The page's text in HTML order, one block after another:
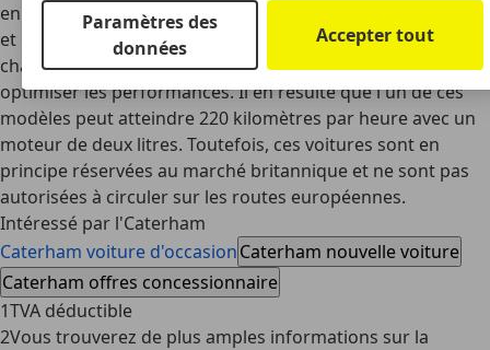
en matière plastique remplacent les fauteuils rembourrés,
et ces voitures n'ont ni pare-brise, ni capote, ni système de
chauffage. On sacrifie donc un peu de confort pour
optimiser les performances. Il en résulte que l'un de ces
modèles peut atteindre 220 kilomètres par heure avec un
moteur de deux litres. Toutefois, ces voitures sont en
principe réservées au marché britannique et ne sont pas
autorisées à circuler sur les routes européennes.
Intéressé par l'Caterham
Caterham voiture d'occasionCaterham nouvelle voiture
Caterham offres concessionnaire
1TVA déductible
2Vous trouverez de plus amples informations sur la
Paramètres des
données
Accepter tout